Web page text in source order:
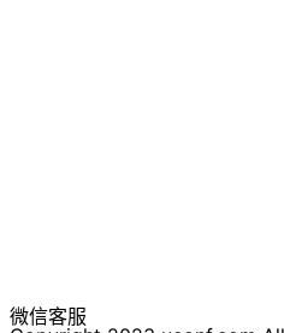
微信客服